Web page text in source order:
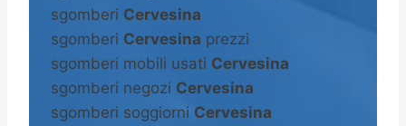
sgomberi Cervesina
sgomberi Cervesina prezzi
sgomberi mobili usati Cervesina
sgomberi negozi Cervesina
sgomberi soggiorni Cervesina